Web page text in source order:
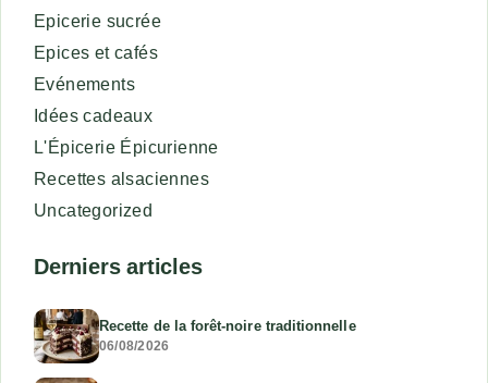
Epicerie sucrée
Epices et cafés
Evénements
Idées cadeaux
L'Épicerie Épicurienne
Recettes alsaciennes
Uncategorized
Derniers articles
Recette de la forêt-noire traditionnelle
06/08/2026